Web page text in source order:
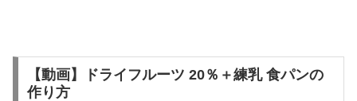
【動画】ドライフルーツ 20％＋練乳 食パンの
作り方